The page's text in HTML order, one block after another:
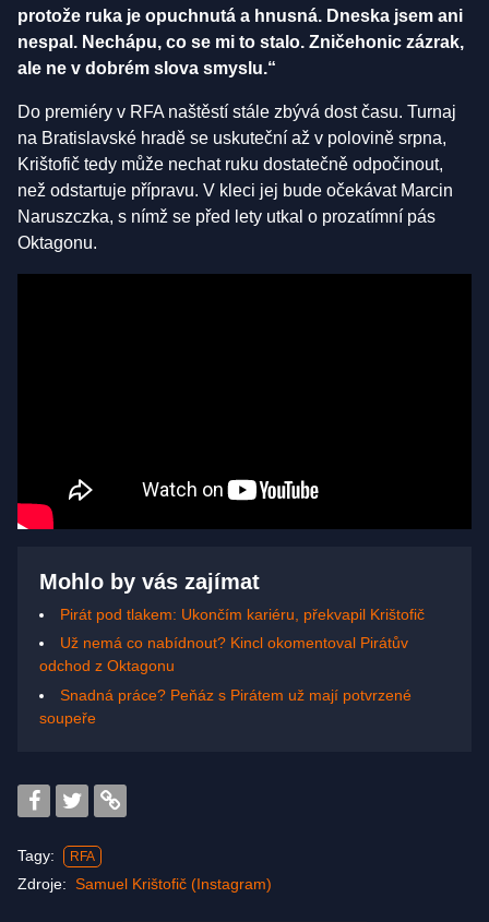
protože ruka je opuchnutá a hnusná. Dneska jsem ani
nespal. Nechápu, co se mi to stalo. Zničehonic zázrak,
ale ne v dobrém slova smyslu.“
Do premiéry v RFA naštěstí stále zbývá dost času. Turnaj
na Bratislavské hradě se uskuteční až v polovině srpna,
Krištofič tedy může nechat ruku dostatečně odpočinout,
než odstartuje přípravu. V kleci jej bude očekávat Marcin
Naruszczka, s nímž se před lety utkal o prozatímní pás
Oktagonu.
Mohlo by vás zajímat
Pirát pod tlakem: Ukončím kariéru, překvapil Krištofič
Už nemá co nabídnout? Kincl okomentoval Pirátův
odchod z Oktagonu
Snadná práce? Peňáz s Pirátem už mají potvrzené
soupeře
Tagy: RFA
Zdroje: Samuel Krištofič (Instagram)